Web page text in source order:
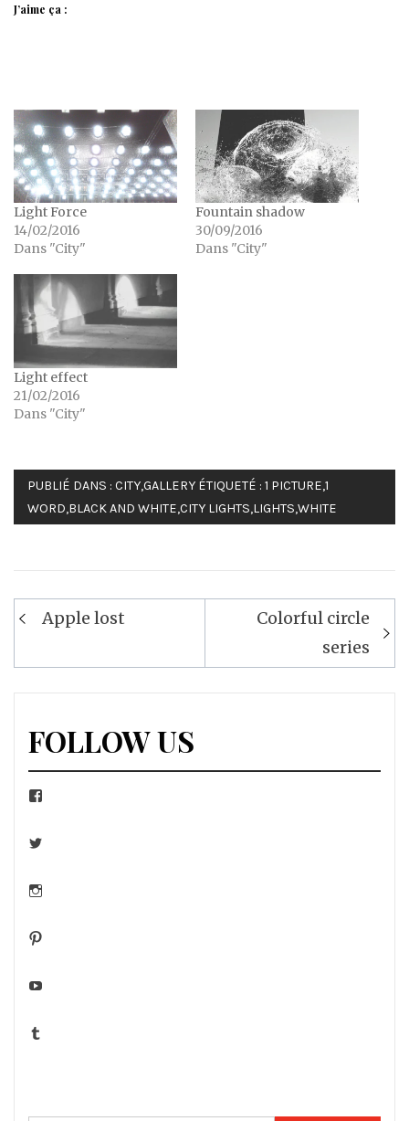
J’aime ça :
Light Force
14/02/2016
Dans "City"
Fountain shadow
30/09/2016
Dans "City"
Light effect
21/02/2016
Dans "City"
PUBLIÉ DANS : CITY,GALLERY ÉTIQUETÉ : 1 PICTURE,1
WORD,BLACK AND WHITE,CITY LIGHTS,LIGHTS,WHITE
Navigation
l’article
Apple lost
Colorful circle
series
FOLLOW US
Facebook
Twitter
Instagram
Pinterest
YouTube
Tumblr